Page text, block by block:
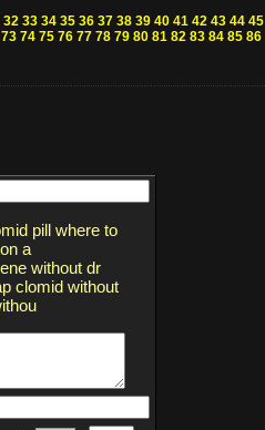
32 33 34 35 36 37 38 39 40 41 42 43 44 45
73 74 75 76 77 78 79 80 81 82 83 84 85 86
pill where to
a
without dr
clomid without